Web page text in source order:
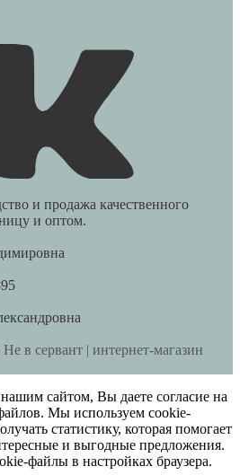
и продажа качественного
и оптом.
Не в сервант | интернет-магазин
сайтом, Вы даете согласие на
Мы используем cookie-
статистику, которая помогает
и выгодные предложения.
файлы в настройках браузера.